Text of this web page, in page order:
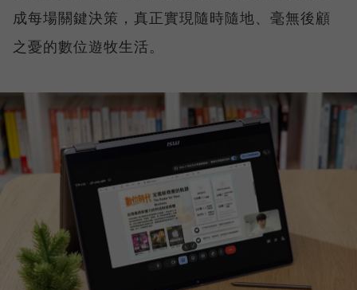
成每場關鍵決策，真正實現隨時隨地、毫無後顧
之憂的數位遊牧生活。